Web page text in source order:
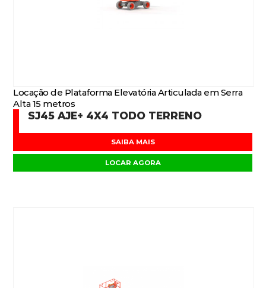
Locação de Plataforma Elevatória Articulada em Serra
Alta 15 metros
SJ45 AJE+ 4X4 TODO TERRENO
SAIBA MAIS
LOCAR AGORA